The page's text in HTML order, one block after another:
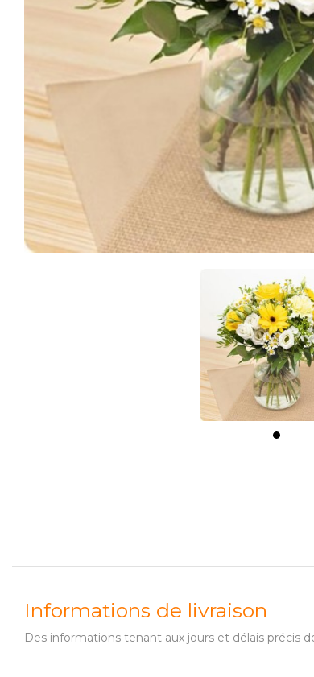
Informations de livraison
Des informations tenant aux jours et délais précis